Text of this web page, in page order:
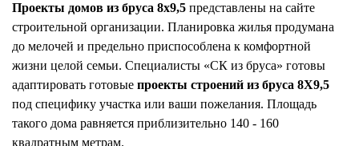
Проекты домов из бруса 8x9,5 представлены на сайте
строительной организации. Планировка жилья продумана
до мелочей и предельно приспособлена к комфортной
жизни целой семьи. Специалисты «СК из бруса» готовы
адаптировать готовые проекты строений из бруса 8Х9,5
под специфику участка или ваши пожелания. Площадь
такого дома равняется приблизительно 140 - 160
квадратным метрам.